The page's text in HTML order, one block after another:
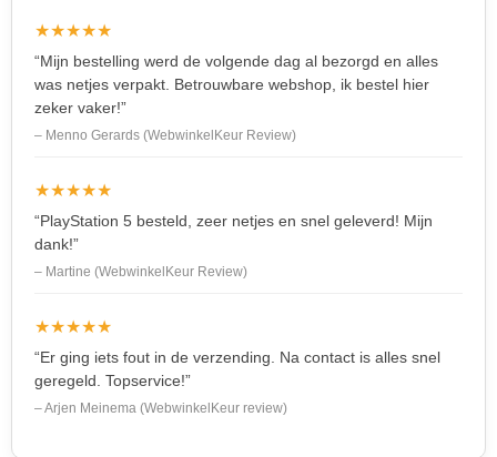
★★★★★
“Mijn bestelling werd de volgende dag al bezorgd en alles
was netjes verpakt. Betrouwbare webshop, ik bestel hier
zeker vaker!”
– Menno Gerards (WebwinkelKeur Review)
★★★★★
“PlayStation 5 besteld, zeer netjes en snel geleverd! Mijn
dank!”
– Martine (WebwinkelKeur Review)
★★★★★
“Er ging iets fout in de verzending. Na contact is alles snel
geregeld. Topservice!”
– Arjen Meinema (WebwinkelKeur review)